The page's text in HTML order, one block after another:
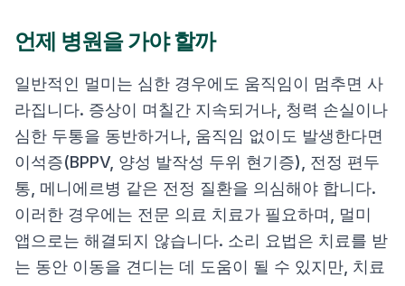
언제 병원을 가야 할까
일반적인 멀미는 심한 경우에도 움직임이 멈추면 사
라집니다. 증상이 며칠간 지속되거나, 청력 손실이나
심한 두통을 동반하거나, 움직임 없이도 발생한다면
이석증(BPPV, 양성 발작성 두위 현기증), 전정 편두
통, 메니에르병 같은 전정 질환을 의심해야 합니다.
이러한 경우에는 전문 의료 치료가 필요하며, 멀미
앱으로는 해결되지 않습니다. 소리 요법은 치료를 받
는 동안 이동을 견디는 데 도움이 될 수 있지만, 치료